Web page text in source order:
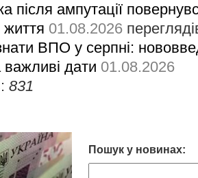
після ампутації
життя 01.08.2026
ВПО у серпні:
дати 01.08.2026
831
Пошук у новинах: